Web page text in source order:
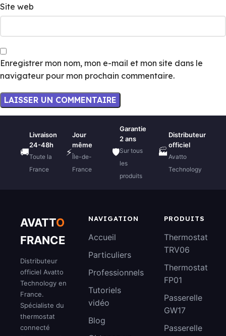
Site web
Enregistrer mon nom, mon e-mail et mon site dans le
navigateur pour mon prochain commentaire.
🚚
Livraison
24-48h
Toute la
France
⚡
Jour
même
Île-de-
France
🛡️
Garantie
2 ans
Sur tous
les
produits
🏭
Distributeur
officiel
Avatto
Technology
AVATTO
FRANCE
Distributeur
officiel Avatto
Technology en
France.
Spécialiste du
thermostat
connecté
NAVIGATION
Accueil
Particuliers
Professionnels
Tutoriels
vidéo
Blog
PRODUITS
Thermostat
TRV06
Thermostat
FP01
Passerelle
GW17
Passerelle